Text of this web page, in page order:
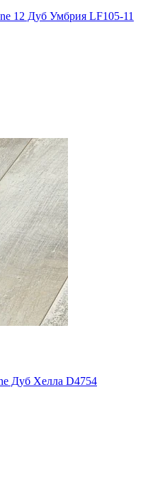
12 Дуб Умбрия LF105-11
Дуб Хелла D4754